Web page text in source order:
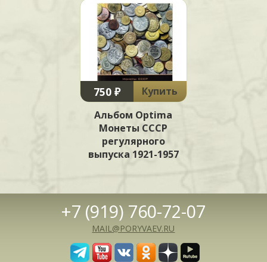
750 ₽
Купить
Альбом Optima
Монеты СССР
регулярного
выпуска 1921-1957
+7 (919) 760-72-07
MAIL@PORYVAEV.RU